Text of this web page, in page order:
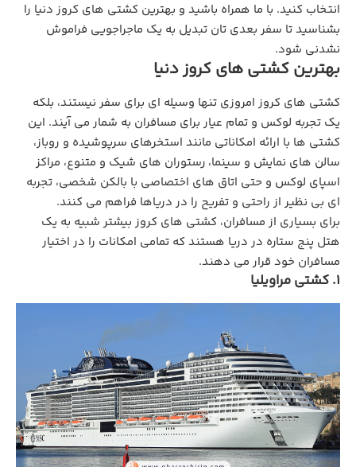
انتخاب کنید. با ما همراه باشید و بهترین کشتی‌ های کروز دنیا را
بشناسید تا سفر بعدی ‌تان تبدیل به یک ماجراجویی فراموش
‌نشدنی شود.
بهترین کشتی های کروز دنیا
کشتی ‌های کروز امروزی تنها وسیله‌ ای برای سفر نیستند، بلکه
یک تجربه لوکس و تمام‌ عیار برای مسافران به شمار می‌ آیند. این
کشتی ‌ها با ارائه امکاناتی مانند استخرهای سرپوشیده و روباز،
سالن‌ های نمایش و سینما، رستوران ‌های شیک و متنوع، مراکز
اسپای لوکس و حتی اتاق‌ های اختصاصی با بالکن شخصی، تجربه
‌ای بی ‌نظیر از راحتی و تفریح را در دریاها فراهم می ‌کنند.
برای بسیاری از مسافران، کشتی ‌های کروز بیشتر شبیه به یک
هتل پنج‌ ستاره در دریا هستند که تمامی امکانات را در اختیار
مسافران خود قرار می دهند.
1. کشتی مراویلیا